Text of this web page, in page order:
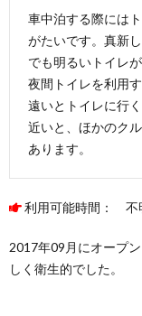
車中泊する際には
がたいです。真新
でも明るいトイレ
夜間トイレを利用
遠いとトイレに行
近いと、ほかのク
あります。
利用可能時間： 不
2017年09月にオープ
しく衛生的でした。